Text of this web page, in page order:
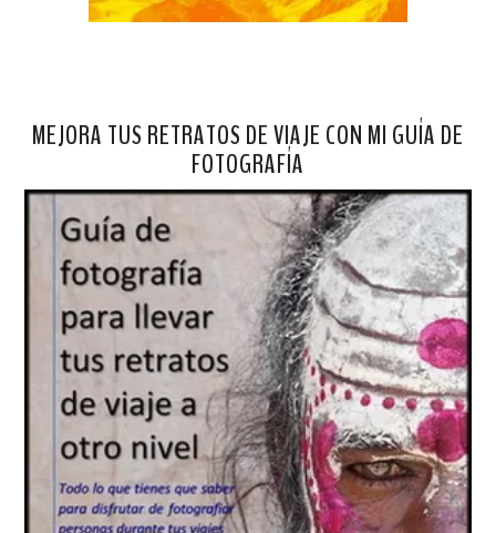
MEJORA TUS RETRATOS DE VIAJE CON MI GUÍA DE
FOTOGRAFÍA